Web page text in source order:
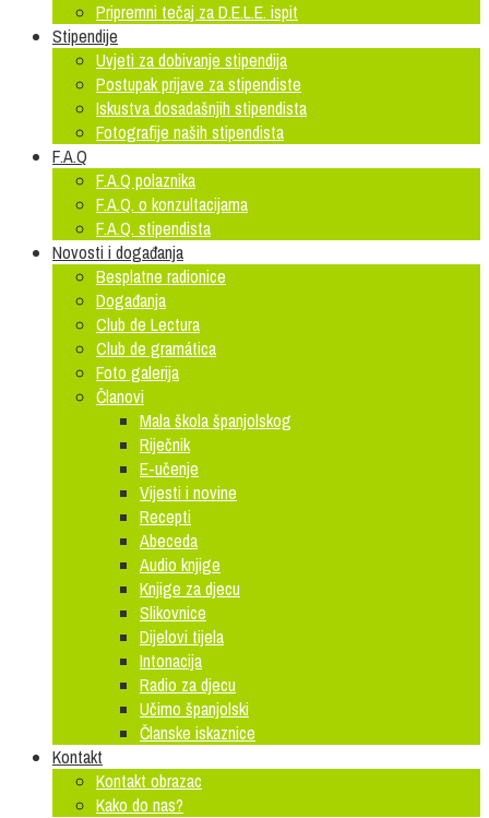
Pripremni tečaj za D.E.L.E. ispit
Stipendije
Uvjeti za dobivanje stipendija
Postupak prijave za stipendiste
Iskustva dosadašnjih stipendista
Fotografije naših stipendista
F.A.Q
F.A.Q polaznika
F.A.Q. o konzultacijama
F.A.Q. stipendista
Novosti i događanja
Besplatne radionice
Događanja
Club de Lectura
Club de gramática
Foto galerija
Članovi
Mala škola španjolskog
Riječnik
E-učenje
Vijesti i novine
Recepti
Abeceda
Audio knjige
Knjige za djecu
Slikovnice
Dijelovi tijela
Intonacija
Radio za djecu
Učimo španjolski
Članske iskaznice
Kontakt
Kontakt obrazac
Kako do nas?